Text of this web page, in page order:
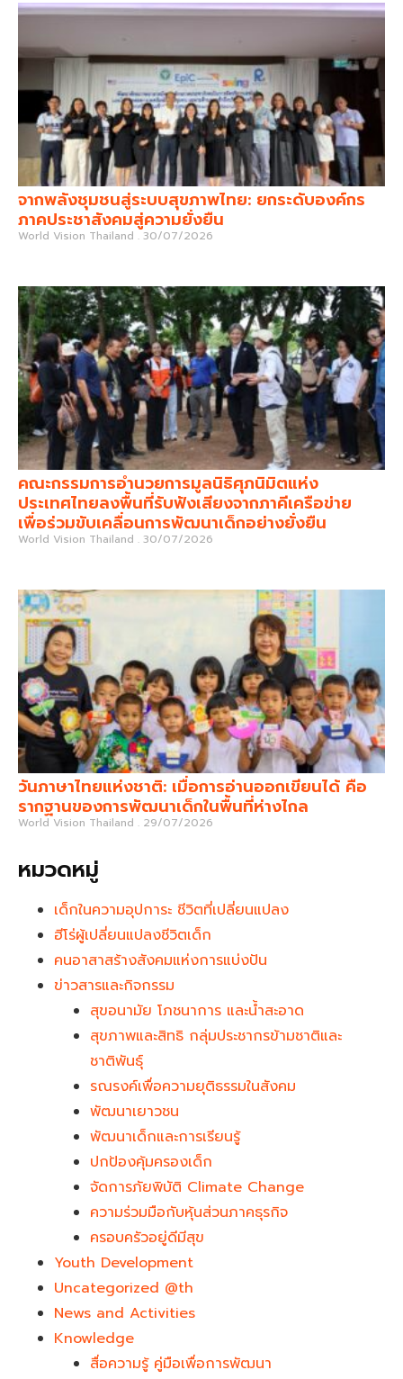
จากพลังชุมชนสู่ระบบสุขภาพไทย: ยกระดับองค์กร
ภาคประชาสังคมสู่ความยั่งยืน
World Vision Thailand 30/07/2026
คณะกรรมการอำนวยการมูลนิธิศุภนิมิตแห่ง
ประเทศไทยลงพื้นที่รับฟังเสียงจากภาคีเครือข่าย
เพื่อร่วมขับเคลื่อนการพัฒนาเด็กอย่างยั่งยืน
World Vision Thailand 30/07/2026
วันภาษาไทยแห่งชาติ: เมื่อการอ่านออกเขียนได้ คือ
รากฐานของการพัฒนาเด็กในพื้นที่ห่างไกล
World Vision Thailand 29/07/2026
หมวดหมู่
เด็กในความอุปการะ ชีวิตที่เปลี่ยนแปลง
ฮีโร่ผู้เปลี่ยนแปลงชีวิตเด็ก
คนอาสาสร้างสังคมแห่งการแบ่งปัน
ข่าวสารและกิจกรรม
สุขอนามัย โภชนาการ และน้ำสะอาด
สุขภาพและสิทธิ กลุ่มประชากรข้ามชาติและ
ชาติพันธุ์
รณรงค์เพื่อความยุติธรรมในสังคม
พัฒนาเยาวชน
พัฒนาเด็กและการเรียนรู้
ปกป้องคุ้มครองเด็ก
จัดการภัยพิบัติ Climate Change
ความร่วมมือกับหุ้นส่วนภาคธุรกิจ
ครอบครัวอยู่ดีมีสุข
Youth Development​
Uncategorized @th
News and Activities
Knowledge
สื่อความรู้ คู่มือเพื่อการพัฒนา